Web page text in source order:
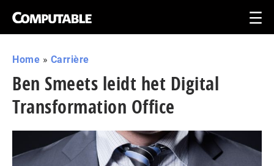
Home » Carrière
Ben Smeets leidt het Digital
Transformation Office